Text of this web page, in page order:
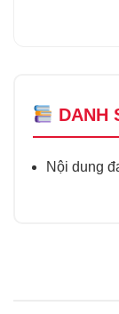
DANH
Nội dung